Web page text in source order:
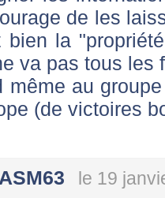
de les
bien la
va pas tous les
même au
(de victoires
le 19